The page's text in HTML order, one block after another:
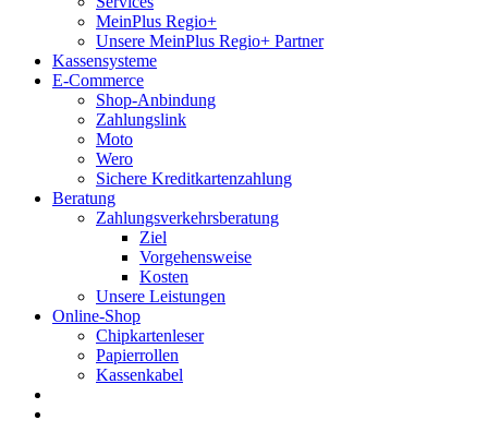
MeinPlus Regio+
Unsere MeinPlus Regio+ Partner
Kassensysteme
E-Commerce
Shop-Anbindung
Zahlungslink
Moto
Wero
Sichere Kreditkartenzahlung
Beratung
Zahlungsverkehrsberatung
Ziel
Vorgehensweise
Kosten
Unsere Leistungen
Online-Shop
Chipkartenleser
Papierrollen
Kassenkabel